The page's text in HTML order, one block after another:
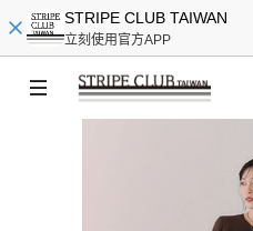
STRIPE CLUB TAIWAN
立刻使用官方APP